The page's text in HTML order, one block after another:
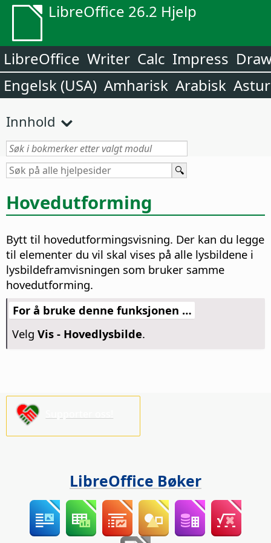
LibreOffice 26.2 Hjelp
LibreOffice Writer Calc Impress
Engelsk (USA) Amharisk Arabisk
Innhold
Hovedutforming
Bytt til hovedutformingsvisning. Der kan du legge
til elementer du vil skal vises på alle lysbildene i
lysbildeframvisningen som bruker samme
hovedutforming.
For å bruke denne funksjonen …
Velg Vis - Hovedlysbilde.
LibreOffice Bøker